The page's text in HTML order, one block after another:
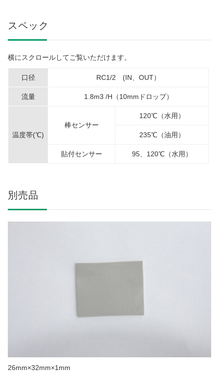
スペック
横にスクロールしてご覧いただけます。
口径 RC1/2 (IN、OUT）
流量 1.8m3 /H（10mmドロップ）
温度帯(℃)
棒センサー
120℃（水用）
235℃（油用）
貼付センサー 95、120℃（水用）
別売品
26mm×32mm×1mm